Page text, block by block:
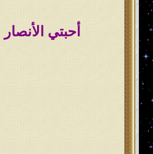
أحبتي الأنصار